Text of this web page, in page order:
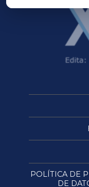
POLÍTICA DE
DE